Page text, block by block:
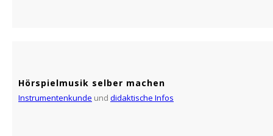
Hörspielmusik selber machen
Instrumentenkunde und didaktische Infos